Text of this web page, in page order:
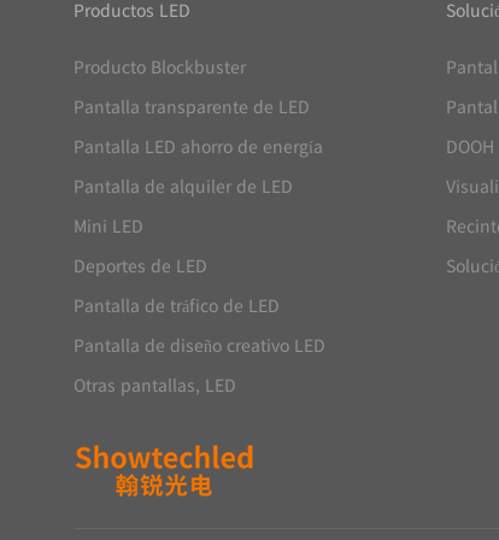
Productos LED
Producto Blockbuster
Pantalla transparente de LED
Pantalla LED ahorro de energía
Pantalla de alquiler de LED
Mini LED
Deportes de LED
Pantalla de tráfico de LED
Pantalla de diseño creativo LED
Otras pantallas, LED
DOOH